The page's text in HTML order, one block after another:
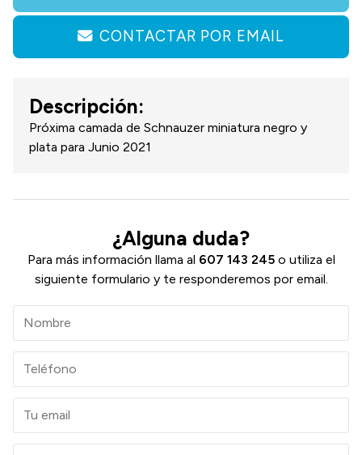
CONTACTAR POR EMAIL
Descripción:
Próxima camada de Schnauzer miniatura negro y
plata para Junio 2021
¿Alguna duda?
Para más información llama al 607 143 245o utiliza el
siguiente formulario y te responderemos por email.